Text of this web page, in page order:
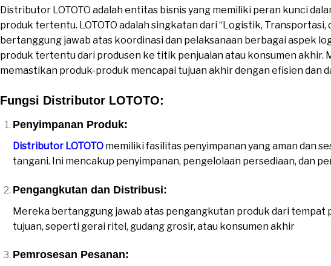
Distributor LOTOTO adalah entitas bisnis yang memiliki peran kunci
produk tertentu. LOTOTO adalah singkatan dari “Logistik, Transportasi,
bertanggung jawab atas koordinasi dan pelaksanaan berbagai aspek
produk tertentu dari produsen ke titik penjualan atau konsumen akhir.
memastikan produk-produk mencapai tujuan akhir dengan efisien dan
Fungsi Distributor LOTOTO:
Penyimpanan Produk:
Distributor LOTOTOmemiliki fasilitas penyimpanan yang aman dan
tangani. Ini mencakup penyimpanan, pengelolaan persediaan, dan
Pengangkutan dan Distribusi:
Mereka bertanggung jawab atas pengangkutan produk dari tempat
tujuan, seperti gerai ritel, gudang grosir, atau konsumen akhir
Pemrosesan Pesanan: